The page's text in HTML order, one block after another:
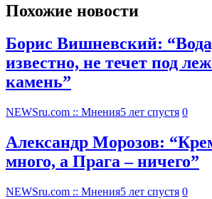
Похожие новости
Борис Вишневский:
известно, не течет под
камень”
NEWSru.com :: Мнения5 лет спустя 0
Александр Морозов:
много, а Прага – ничего”
NEWSru.com :: Мнения5 лет спустя 0